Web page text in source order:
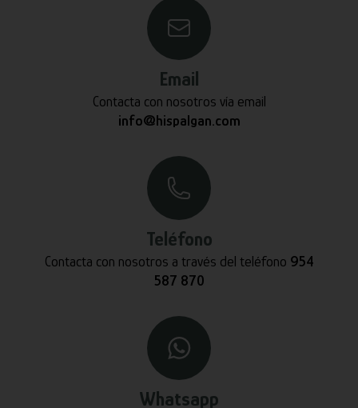
Email
Contacta con nosotros vía email
info@hispalgan.com
Teléfono
Contacta con nosotros a través del teléfono 954
587 870
Whatsapp